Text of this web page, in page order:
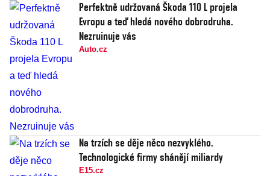
Perfektně udržovaná Škoda 110 L projela
Evropu a teď hledá nového dobrodruha.
Nezruinuje vás
Auto.cz
Na trzích se děje něco nezvyklého.
Technologické firmy shánějí miliardy
E15.cz